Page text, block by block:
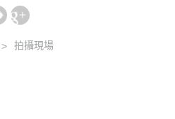
拍攝現場